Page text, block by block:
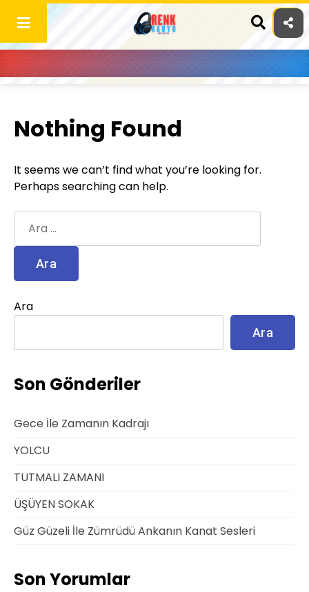
content
Nothing Found
It seems we can’t find what you’re looking for.
Perhaps searching can help.
Ara
Ara
Son Gönderiler
Gece İle Zamanın Kadrajı
YOLCU
TUTMALI ZAMANI
ÜŞÜYEN SOKAK
Güz Güzeli İle Zümrüdü Ankanın Kanat Sesleri
Son Yorumlar